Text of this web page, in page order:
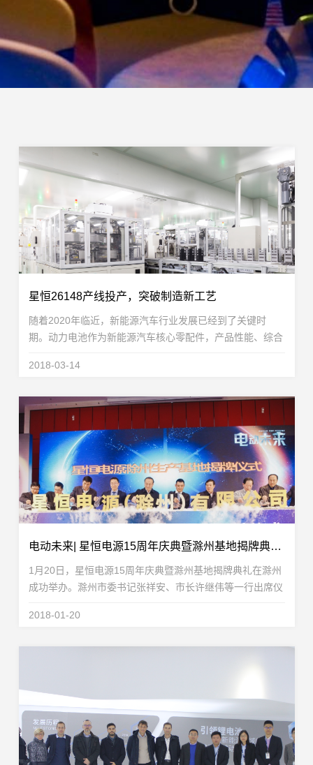
星恒26148产线投产，突破制造新工艺
随着2020年临近，新能源汽车行业发展已经到了关键时
期。动力电池作为新能源汽车核心零配件，产品性能、综合
星恒电源基于15年的技术、工艺和制造经验积累，在...
2018-03-14
电动未来| 星恒电源15周年庆典暨滁州基地揭牌典礼隆重举办！
1月20日，星恒电源15周年庆典暨滁州基地揭牌典礼在滁州
成功举办。滁州市委书记张祥安、市长许继伟等一行出席仪
会等100多位嘉宾参加了此次活动。星恒电源成立15...
2018-01-20